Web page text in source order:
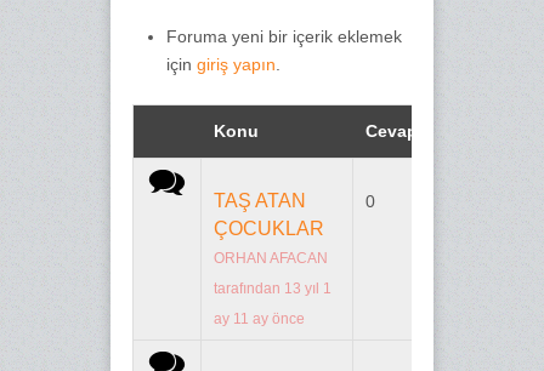
Foruma yeni bir içerik eklemek
için giriş yapın
Konu Cevaplar Son yanıt
Normal konu
TAŞ ATAN
ÇOCUKLAR
ORHAN AFACAN
tarafından 13 yıl 1
ay 11 ay önce
0
Normal konu